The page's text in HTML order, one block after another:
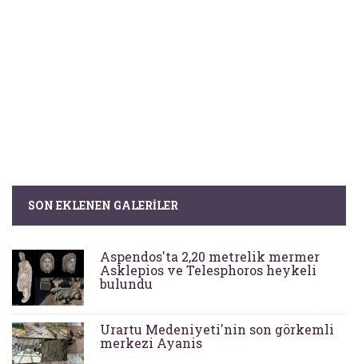
SON EKLENEN GALERILER
Aspendos'ta 2,20 metrelik mermer
Asklepios ve Telesphoros heykeli
bulundu
Urartu Medeniyeti'nin son görkemli
merkezi Ayanis